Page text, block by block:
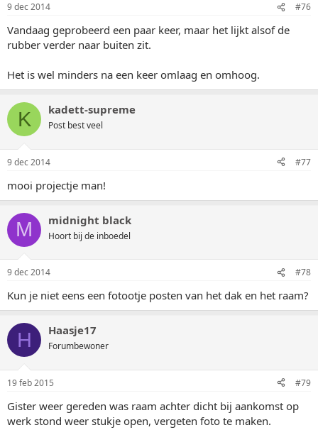
9 dec 2014 #76
Vandaag geprobeerd een paar keer, maar het lijkt alsof de
rubber verder naar buiten zit.
Het is wel minders na een keer omlaag en omhoog.
K kadett-supreme
Post best veel
9 dec 2014 #77
mooi projectje man!
M midnight black
Hoort bij de inboedel
9 dec 2014 #78
Kun je niet eens een fotootje posten van het dak en het raam?
H Haasje17
Forumbewoner
19 feb 2015 #79
Gister weer gereden was raam achter dicht bij aankomst op
werk stond weer stukje open, vergeten foto te maken.